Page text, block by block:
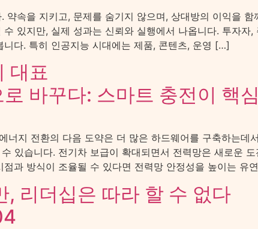
속을 지키고, 문제를 숨기지 않으며, 상대방의 이익을
있지만, 실제 성과는 신뢰와 실행에서 나옵니다. 투자자,
다. 특히 인공지능 시대에는 제품, 콘텐츠, 운영 […]
대표
바꾸다: 스마트 충전이 핵
너지 전환의 다음 도약은 더 많은 하드웨어를 구축하는데
있습니다. 전기차 보급이 확대되면서 전력망은 새로운
과 방식이 조율될 수 있다면 전력망 안정성을 높이는 유
, 리더십은 따라 할 수 없다